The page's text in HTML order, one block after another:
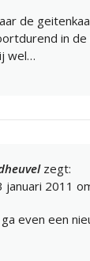
de
in
wel…
zegt:
januari 2011
even een